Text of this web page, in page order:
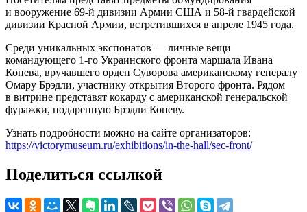
и вооружение 69-й дивизии Армии США и 58-й гвардейской
дивизии Красной Армии, встретившихся в апреле 1945 года.
Среди уникальных экспонатов — личные вещи
командующего 1-го Украинского фронта маршала Ивана
Конева, вручавшего орден Суворова американскому генералу
Омару Брэдли, участнику открытия Второго фронта. Рядом
в витрине представят кокарду с американской генеральской
фуражки, подаренную Брэдли Коневу.
Узнать подробности можно на сайте организаторов:
https://victorymuseum.ru/exhibitions/in-the-hall/sec-front/
Поделиться ссылкой